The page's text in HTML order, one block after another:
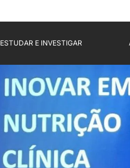
ESTUDAR E INVESTIGAR